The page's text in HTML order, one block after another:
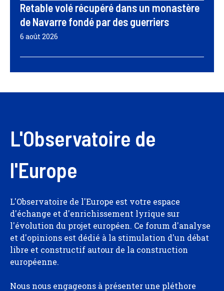
Retable volé récupéré dans un monastère
de Navarre fondé par des guerriers
6 août 2026
L'Observatoire de
l'Europe
L'Observatoire de l'Europe est votre espace
d'échange et d'enrichissement lyrique sur
l'évolution du projet européen. Ce forum d'analyse
et d'opinions est dédié à la stimulation d'un débat
libre et constructif autour de la construction
européenne.
Nous nous engageons à présenter une pléthore